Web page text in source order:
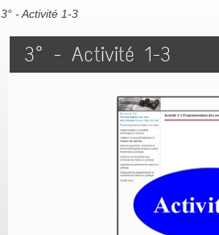
3° - Activité 1-3
3° - Activité 1-3